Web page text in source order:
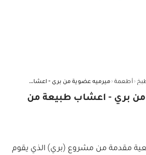
‹ أطعمة ‹ ميرميه عضوية من بري - اعشاب طبيعة من صحراء معان
من بري - اعشاب طبيعة من
مقدمة من مشروع (بري) الذي يقوم